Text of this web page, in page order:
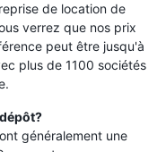
de location de
verrez que nos prix
peut être jusqu'à
plus de 1100 sociétés
généralement une